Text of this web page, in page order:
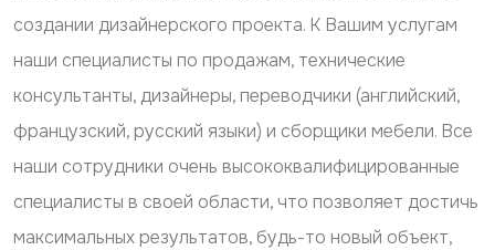
создании дизайнерского проекта. К Вашим услугам
наши специалисты по продажам, технические
консультанты, дизайнеры, переводчики (английский,
французский, русский языки) и сборщики мебели. Все
наши сотрудники очень высококвалифицированные
специалисты в своей области, что позволяет достичь
максимальных результатов, будь-то новый объект,